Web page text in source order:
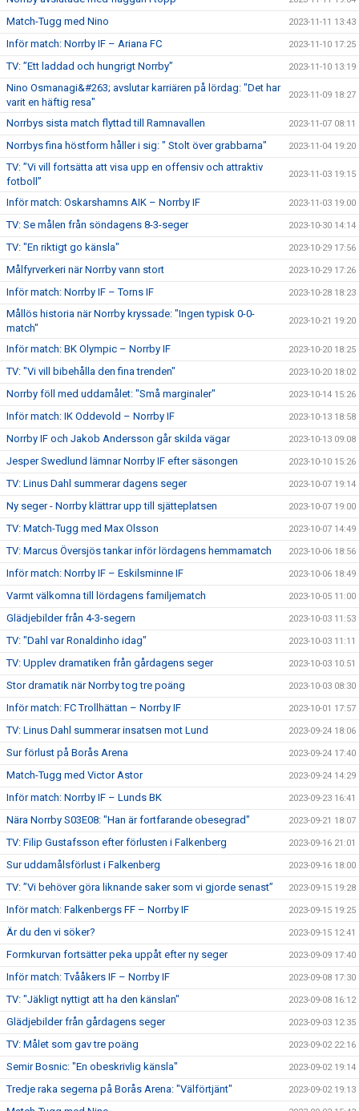
Match-Tugg med Nino 2023-11-11 13:43
Inför match: Norrby IF – Ariana FC 2023-11-10 17:25
TV: ”Ett laddad och hungrigt Norrby” 2023-11-10 13:19
Nino Osmanagi&#263; avslutar karriären på lördag: "Det har
varit en häftig resa"
2023-11-09 18:27
Norrbys sista match flyttad till Ramnavallen 2023-11-07 08:11
Norrbys fina höstform håller i sig: " Stolt över grabbarna" 2023-11-04 19:20
TV: ”Vi vill fortsätta att visa upp en offensiv och attraktiv
fotboll”
2023-11-03 19:15
Inför match: Oskarshamns AIK – Norrby IF 2023-11-03 19:00
TV: Se målen från söndagens 8-3-seger 2023-10-30 14:14
TV: "En riktigt go känsla" 2023-10-29 17:56
Målfyrverkeri när Norrby vann stort 2023-10-29 17:26
Inför match: Norrby IF – Torns IF 2023-10-28 18:23
Mållös historia när Norrby kryssade: "Ingen typisk 0-0-
match"
2023-10-21 19:20
Inför match: BK Olympic – Norrby IF 2023-10-20 18:25
TV: "Vi vill bibehålla den fina trenden" 2023-10-20 18:02
Norrby föll med uddamålet: "Små marginaler" 2023-10-14 15:26
Inför match: IK Oddevold – Norrby IF 2023-10-13 18:58
Norrby IF och Jakob Andersson går skilda vägar 2023-10-13 09:08
Jesper Swedlund lämnar Norrby IF efter säsongen 2023-10-10 15:26
TV: Linus Dahl summerar dagens seger 2023-10-07 19:14
Ny seger - Norrby klättrar upp till sjätteplatsen 2023-10-07 19:00
TV: Match-Tugg med Max Olsson 2023-10-07 14:49
TV: Marcus Översjös tankar inför lördagens hemmamatch 2023-10-06 18:56
Inför match: Norrby IF – Eskilsminne IF 2023-10-06 18:49
Varmt välkomna till lördagens familjematch 2023-10-05 11:00
Glädjebilder från 4-3-segern 2023-10-03 11:53
TV: "Dahl var Ronaldinho idag" 2023-10-03 11:11
TV: Upplev dramatiken från gårdagens seger 2023-10-03 10:51
Stor dramatik när Norrby tog tre poäng 2023-10-03 08:30
Inför match: FC Trollhättan – Norrby IF 2023-10-01 17:57
TV: Linus Dahl summerar insatsen mot Lund 2023-09-24 18:06
Sur förlust på Borås Arena 2023-09-24 17:40
Match-Tugg med Victor Astor 2023-09-24 14:29
Inför match: Norrby IF – Lunds BK 2023-09-23 16:41
Nära Norrby S03E08: "Han är fortfarande obesegrad" 2023-09-21 18:07
TV: Filip Gustafsson efter förlusten i Falkenberg 2023-09-16 21:01
Sur uddamålsförlust i Falkenberg 2023-09-16 18:00
TV: ”Vi behöver göra liknande saker som vi gjorde senast” 2023-09-15 19:28
Inför match: Falkenbergs FF – Norrby IF 2023-09-15 19:25
Är du den vi söker? 2023-09-15 12:41
Formkurvan fortsätter peka uppåt efter ny seger 2023-09-09 17:40
Inför match: Tvååkers IF – Norrby IF 2023-09-08 17:30
TV: "Jäkligt nyttigt att ha den känslan" 2023-09-08 16:12
Glädjebilder från gårdagens seger 2023-09-03 12:35
TV: Målet som gav tre poäng 2023-09-02 22:16
Semir Bosnic: "En obeskrivlig känsla" 2023-09-02 19:14
Tredje raka segerna på Borås Arena: "Välförtjänt" 2023-09-02 19:13